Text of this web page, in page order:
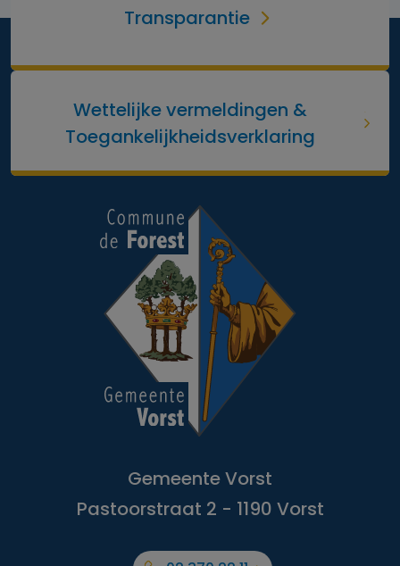
Transparantie
Wettelijke vermeldingen &
Toegankelijkheidsverklaring
Gemeente Vorst
Pastoorstraat 2 - 1190 Vorst